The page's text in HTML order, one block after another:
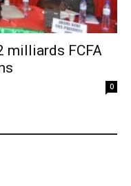
milliards FCFA
0